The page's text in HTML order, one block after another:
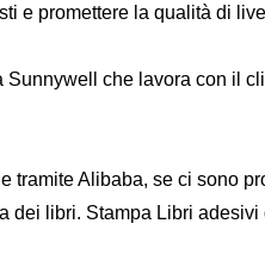
e promettere la qualità di
che lavora con il
Alibaba, se ci sono
dei libri. Stampa Libri